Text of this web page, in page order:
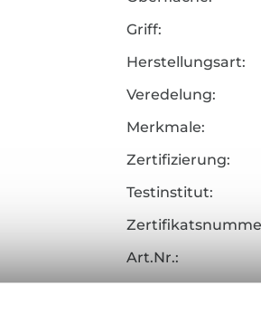
Griff:
Herstellungsart:
Veredelung:
Merkmale:
Zertifizierung:
Testinstitut:
Art.Nr.: